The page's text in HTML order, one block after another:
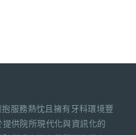
服務熱忱且擁有牙科環境豐
供院所現代化與資訊化的